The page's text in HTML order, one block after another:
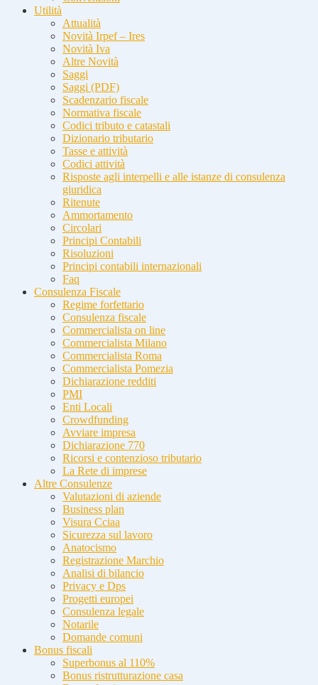
Utilità
Attualità
Novità Irpef – Ires
Novità Iva
Altre Novità
Saggi
Saggi (PDF)
Scadenzario fiscale
Normativa fiscale
Codici tributo e catastali
Dizionario tributario
Tasse e attività
Codici attività
Risposte agli interpelli e alle istanze di consulenza
giuridica
Ritenute
Ammortamento
Circolari
Principi Contabili
Risoluzioni
Principi contabili internazionali
Faq
Consulenza Fiscale
Regime forfettario
Consulenza fiscale
Commercialista on line
Commercialista Milano
Commercialista Roma
Commercialista Pomezia
Dichiarazione redditi
PMI
Enti Locali
Crowdfunding
Avviare impresa
Dichiarazione 770
Ricorsi e contenzioso tributario
La Rete di imprese
Altre Consulenze
Valutazioni di aziende
Business plan
Visura Cciaa
Sicurezza sul lavoro
Anatocismo
Registrazione Marchio
Analisi di bilancio
Privacy e Dps
Progetti europei
Consulenza legale
Notarile
Domande comuni
Bonus fiscali
Superbonus al 110%
Bonus ristrutturazione casa